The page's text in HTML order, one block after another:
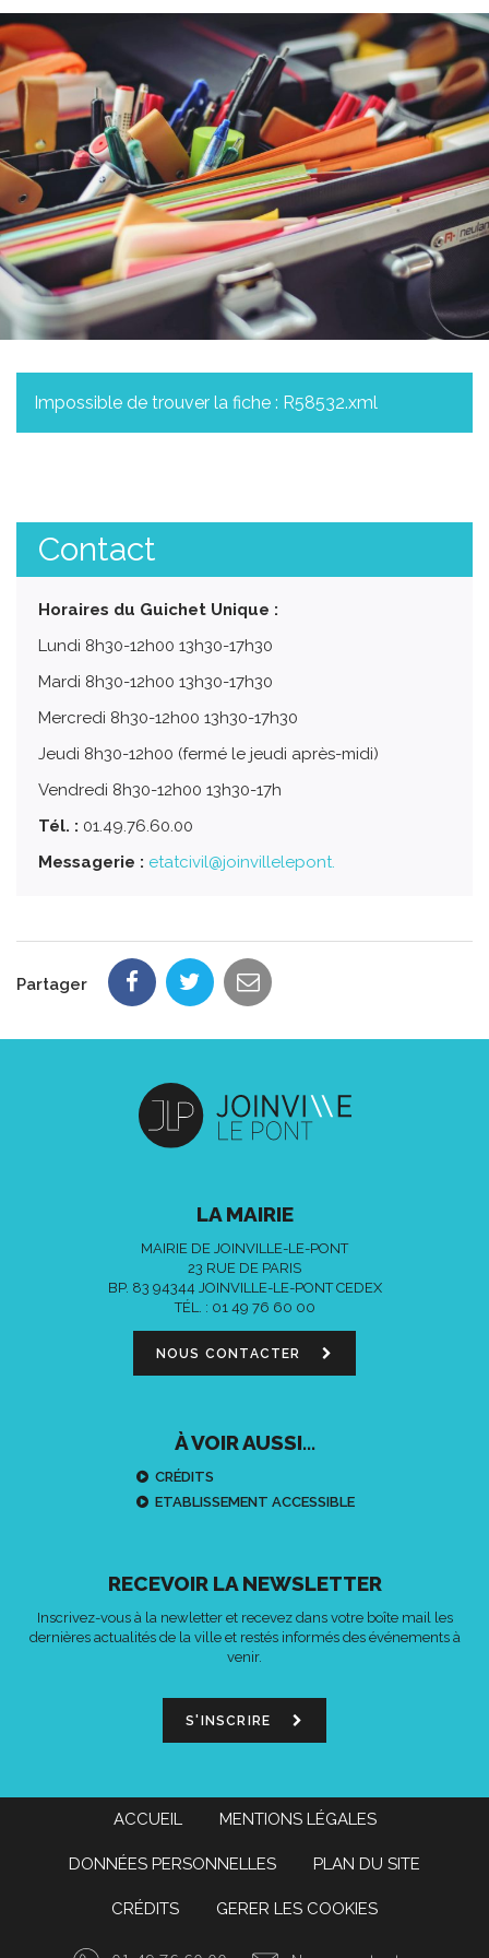
Impossible de trouver la fiche : R58532.xml
Contact
Horaires du Guichet Unique :
Lundi 8h30-12h00 13h30-17h30
Mardi 8h30-12h00 13h30-17h30
Mercredi 8h30-12h00 13h30-17h30
Jeudi 8h30-12h00 (fermé le jeudi après-midi)
Vendredi 8h30-12h00 13h30-17h
Tél. : 01.49.76.60.00
Messagerie : etatcivil@joinvillelepont.
Partager
LA MAIRIE
MAIRIE DE JOINVILLE-LE-PONT
23 RUE DE PARIS
BP. 83 94344 JOINVILLE-LE-PONT CEDEX
TÉL. : 01 49 76 60 00
NOUS CONTACTER
À VOIR AUSSI...
CRÉDITS
ETABLISSEMENT ACCESSIBLE
RECEVOIR LA NEWSLETTER
Inscrivez-vous à la newletter et recevez dans votre boîte mail les
dernières actualités de la ville et restés informés des événements à
venir.
S'INSCRIRE
ACCUEIL MENTIONS LÉGALES
DONNÉES PERSONNELLES PLAN DU SITE
CRÉDITS GERER LES COOKIES